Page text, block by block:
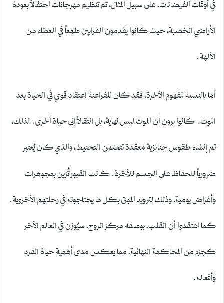
الأراضي الخصبة، حيث كانوا يقدمون القرابين طمعاً في العطاء من
الآلهة.
أما بالنسبة لمفهوم الآخرة، فقد كان للفراعنة اعتقاد قوي في الحياة بعد
الموت. كانوا يرون أن الموت ليس نهاية، بل انتقالاً إلى حياة أخرى. لذلك،
تم إنشاء طقوس جنائزية معقدة تتضمن التحنيط، والذي كان يُعتبر
ضرورياً للحفاظ على الجسم للآخرة. كانت القبور تُزين بمجوهرات
وأغراض يومية، وذلك لتزويد الموتى بكل ما يحتاجونه في رحلتهم الآخروية.
كما اعتقدوا أن القلب، بوصفه مركز الروح، سيُوزن في العالم الآخر
كجزء من المحاكمة النهائية، مما يعكس مدى أهمية حياة الفرد
وأفعاله.